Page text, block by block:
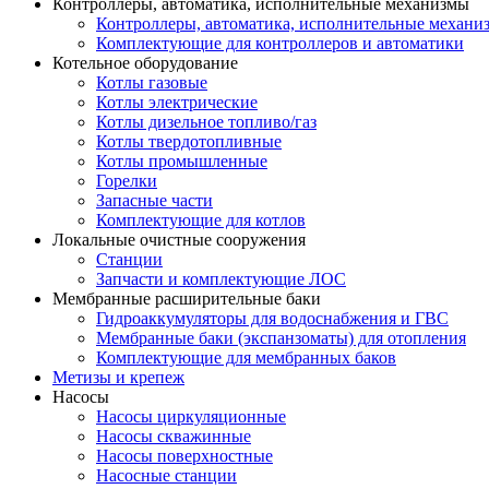
Контроллеры, автоматика, исполнительные механизмы
Контроллеры, автоматика, исполнительные
Комплектующие для контроллеров и автоматики
Котельное оборудование
Котлы газовые
Котлы электрические
Котлы дизельное топливо/газ
Котлы твердотопливные
Котлы промышленные
Горелки
Запасные части
Комплектующие для котлов
Локальные очистные сооружения
Станции
Запчасти и комплектующие ЛОС
Мембранные расширительные баки
Гидроаккумуляторы для водоснабжения и ГВС
Мембранные баки (экспанзоматы) для отопления
Комплектующие для мембранных баков
Метизы и крепеж
Насосы
Насосы циркуляционные
Насосы скважинные
Насосы поверхностные
Насосные станции